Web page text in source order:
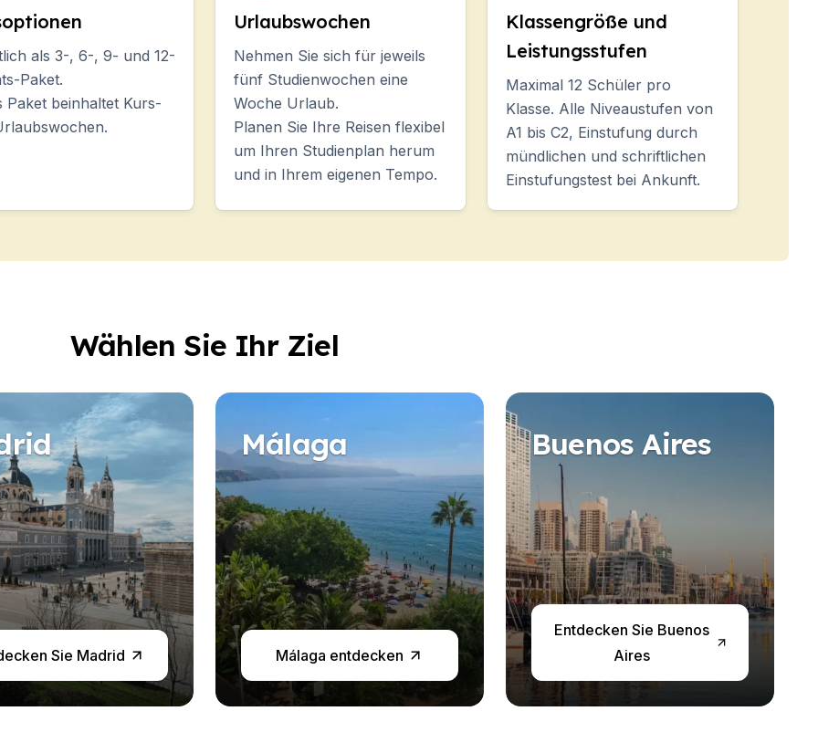
als 3-, 6-, 9- und 12-
Paket.
Paket beinhaltet Kurs-
Urlaubswochen
Nehmen Sie sich für jeweils
fünf Studienwochen eine
Woche Urlaub.
Planen Sie Ihre Reisen flexibel
um Ihren Studienplan herum
und in Ihrem eigenen Tempo.
Klassengröße und
Leistungsstufen
Maximal 12 Schüler pro
Klasse. Alle Niveaustufen von
A1 bis C2, Einstufung durch
mündlichen und schriftlichen
Einstufungstest bei Ankunft.
Wählen Sie Ihr Ziel
Sie Madrid
Málaga
Málaga entdecken
Buenos Aires
Entdecken Sie Buenos
Aires